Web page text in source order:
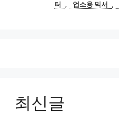
터
, 업소용 믹서 ,
최신글